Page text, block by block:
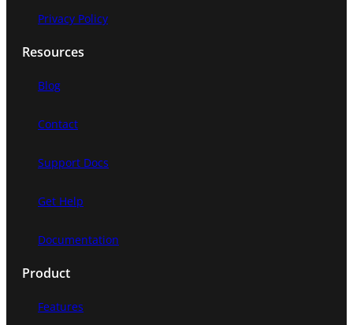
Privacy Policy
Resources
Blog
Contact
Support Docs
Get Help
Documentation
Product
Features